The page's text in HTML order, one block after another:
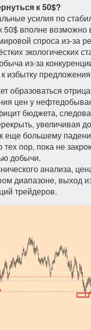
к 50$?
усилия по
50$ вполне возможно
спроса из-за
экологических
из-за
к избытку
образоваться
цен у
бюджета,
увеличивая
еще большему
тех пор, пока не
добычи.
анализа,
диапазоне, выход
трейдеров.